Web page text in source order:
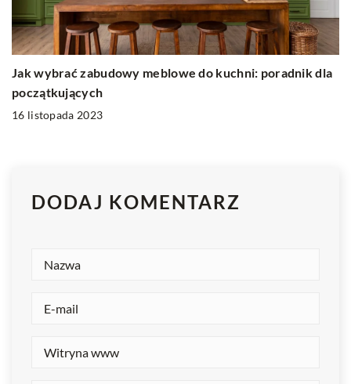
Jak wybrać zabudowy meblowe do kuchni: poradnik dla
początkujących
16 listopada 2023
DODAJ KOMENTARZ